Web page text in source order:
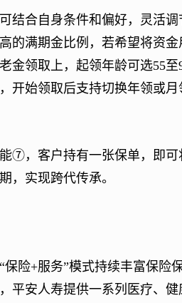
合自身条件和偏好，灵活调
的满期金比例，若希望将资金
金领取上，起领年龄可选55
开始领取后支持切换年领或
，客户持有一张保单，即可
，实现跨代传承。
+服务”模式持续丰富保险
平安人寿提供一系列医疗、